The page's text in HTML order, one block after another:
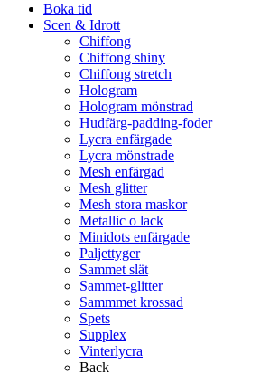
Boka tid
Scen & Idrott
Chiffong
Chiffong shiny
Chiffong stretch
Hologram
Hologram mönstrad
Hudfärg-padding-foder
Lycra enfärgade
Lycra mönstrade
Mesh enfärgad
Mesh glitter
Mesh stora maskor
Metallic o lack
Minidots enfärgade
Paljettyger
Sammet slät
Sammet-glitter
Sammmet krossad
Spets
Supplex
Vinterlycra
Back